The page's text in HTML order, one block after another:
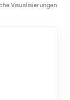
Visualisierungen